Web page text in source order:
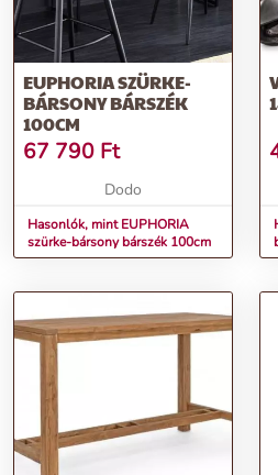
EUPHORIA SZÜRKE-
BÁRSONY BÁRSZÉK
100CM
67 790 Ft
Dodo
Hasonlók, mint EUPHORIA
szürke-bársony bárszék 100cm